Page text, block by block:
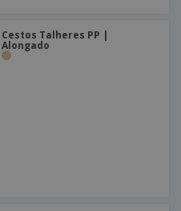
Cestos Talheres PP |
Alongado